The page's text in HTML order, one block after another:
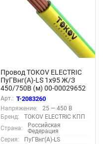
Провод TOKOV ELECTRIC
ПуГВнг(А)-LS 1х95 Ж/З
450/750В (м) 00-00029652
Арт.: T-2083260
Напряжение:
25 — 450 В
Бренд:
TOKOV ELECTRIC КПП
Страна:
Российская
Федерация
Серия:
ПуГВнг(А)-LS